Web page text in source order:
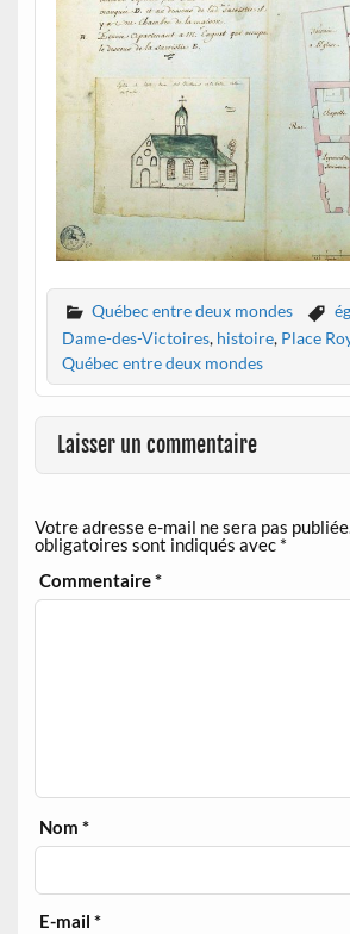
Québec entre deux mondes
Dame-des-Victoires, histoire, Place
Québec entre deux mondes
Laisser un commentaire
Votre adresse e-mail ne sera pas
obligatoires sont indiqués avec *
Commentaire*
Nom*
E-mail*